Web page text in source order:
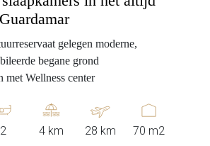
gelegen moderne,
begane grond
met Wellness center
2 4 km 28 km 70 m2